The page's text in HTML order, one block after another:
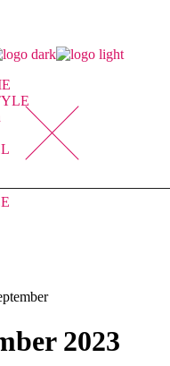
2023